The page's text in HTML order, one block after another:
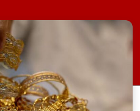
না। এর বদলে স্বর্ণের
আউন্স স্বর্ণের দাম
গত শুক্রবার […]